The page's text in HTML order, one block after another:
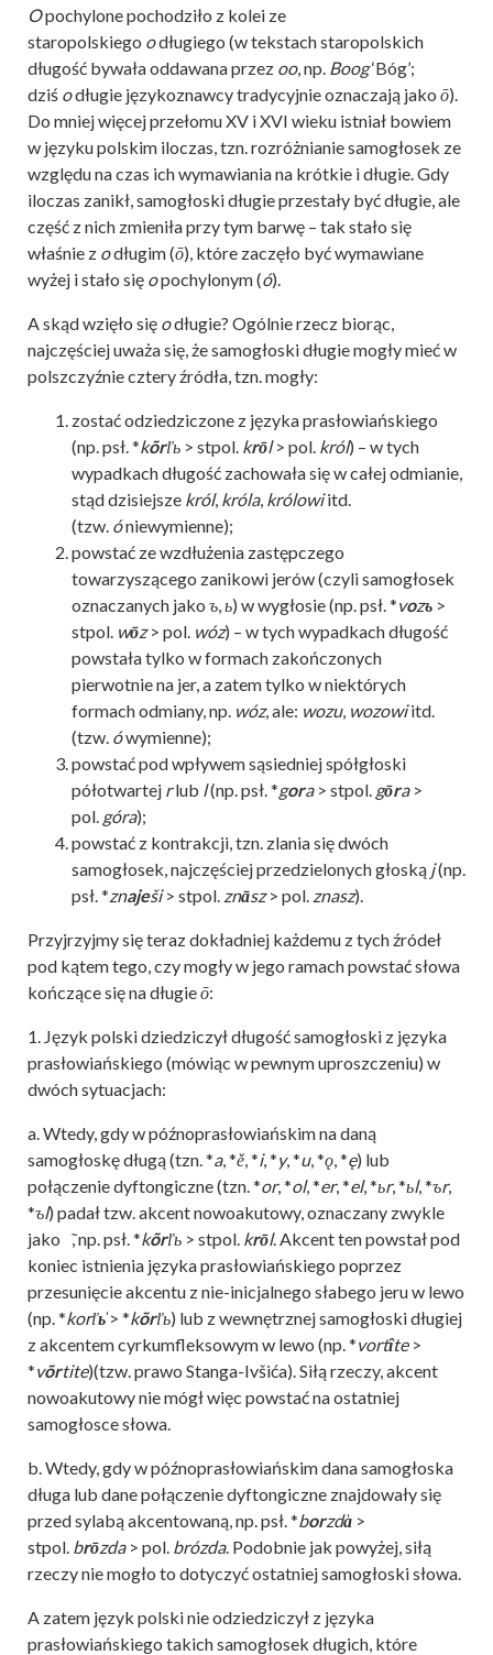
Opochylone pochodziło z kolei ze
staropolskiego odługiego (w tekstach staropolskich
długość bywała oddawana przez oo, np. Boog‘Bóg’;
dziś odługie językoznawcy tradycyjnie oznaczają jako ō).
Do mniej więcej przełomu XV i XVI wieku istniał bowiem
w języku polskim iloczas, tzn. rozróżnianie samogłosek ze
względu na czas ich wymawiania na krótkie i długie. Gdy
iloczas zanikł, samogłoski długie przestały być długie, ale
część z nich zmieniła przy tym barwę – tak stało się
właśnie z odługim (ō), które zaczęło być wymawiane
wyżej i stało się opochylonym (ó).
A skąd wzięło się odługie? Ogólnie rzecz biorąc,
najczęściej uważa się, że samogłoski długie mogły mieć w
polszczyźnie cztery źródła, tzn. mogły:
zostać odziedziczone z języka prasłowiańskiego
(np. psł. *kõrľь > stpol. krōl> pol. król) – w tych
wypadkach długość zachowała się w całej odmianie,
stąd dzisiejsze król, króla, królowiitd.
(tzw. óniewymienne);
powstać ze wzdłużenia zastępczego
towarzyszącego zanikowi jerów (czyli samogłosek
oznaczanych jako ъ,ь) w wygłosie (np. psł. *vozъ >
stpol. wōz> pol. wóz) – w tych wypadkach długość
powstała tylko w formach zakończonych
pierwotnie na jer, a zatem tylko w niektórych
formach odmiany, np. wóz, ale: wozu, wozowiitd.
(tzw. ówymienne);
powstać pod wpływem sąsiedniej spółgłoski
półotwartej rlub l(np. psł. *gora> stpol. gōra>
pol. góra);
powstać z kontrakcji, tzn. zlania się dwóch
samogłosek, najczęściej przedzielonych głoską j(np.
psł. *znaješi> stpol. znāsz> pol. znasz).
Przyjrzyjmy się teraz dokładniej każdemu z tych źródeł
pod kątem tego, czy mogły w jego ramach powstać słowa
kończące się na długieō:
1. Język polski dziedziczył długość samogłoski z języka
prasłowiańskiego (mówiąc w pewnym uproszczeniu) w
dwóch sytuacjach:
a. Wtedy, gdy w późnoprasłowiańskim na daną
samogłoskę długą (tzn. *a, *ě, *i, *y, *u, *ǫ, *ę) lub
połączenie dyftongiczne (tzn. *or, *ol, *er, *el, *ьr, *ьl, *ъr,
*ъl) padał tzw. akcent nowoakutowy, oznaczany zwykle
jako ̃, np. psł. *kõrľь > stpol. krōl. Akcent ten powstał pod
koniec istnienia języka prasłowiańskiego poprzez
przesunięcie akcentu z nie-inicjalnego słabego jeru w lewo
(np. *korľь̍> *kõrľь) lub z wewnętrznej samogłoski długiej
z akcentem cyrkumfleksowym w lewo (np. *vortȋte>
*võrtite)(tzw. prawo Stanga-Ivšića). Siłą rzeczy, akcent
nowoakutowy nie mógł więc powstać na ostatniej
samogłosce słowa.
b. Wtedy, gdy w późnoprasłowiańskim dana samogłoska
długa lub dane połączenie dyftongiczne znajdowały się
przed sylabą akcentowaną, np. psł. *borzda̍ >
stpol. brōzda> pol. brózda. Podobnie jak powyżej, siłą
rzeczy nie mogło to dotyczyć ostatniej samogłoski słowa.
A zatem język polski nie odziedziczył z języka
prasłowiańskiego takich samogłosek długich, które